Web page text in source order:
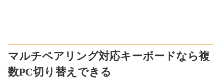
マルチペアリング対応キーボードなら複
数PC切り替えできる